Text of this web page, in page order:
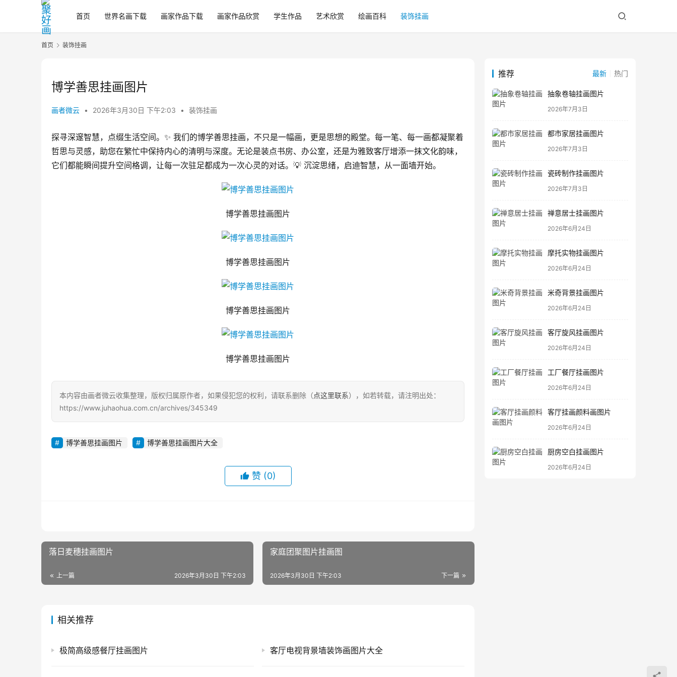
首页 世界名画下载 画家作品下载 画家作品欣赏 学生作品 艺术欣赏 绘画百科 装饰挂画
首页 装饰挂画
博学善思挂画图片
画者微云 • 2026年3月30日 下午2:03 • 装饰挂画
探寻深邃智慧，点缀生活空间。✨ 我们的博学善思挂画，不只是一幅画，更是思想的殿堂。每一笔、每一画都凝聚着
哲思与灵感，助您在繁忙中保持内心的清明与深度。无论是装点书房、办公室，还是为雅致客厅增添一抹文化韵味，
它们都能瞬间提升空间格调，让每一次驻足都成为一次心灵的对话。💡 沉淀思绪，启迪智慧，从一面墙开始。
博学善思挂画图片
博学善思挂画图片
博学善思挂画图片
博学善思挂画图片
本内容由画者微云收集整理，版权归属原作者，如果侵犯您的权利，请联系删除（点这里联系），如若转载，请注明出处：
https://www.juhaohua.com.cn/archives/345349
博学善思挂画图片 博学善思挂画图片大全
赞 (0)
落日麦穗挂画图片
上一篇 2026年3月30日 下午2:03
家庭团聚图片挂画图
下一篇
2026年3月30日 下午2:03
相关推荐
极简高级感餐厅挂画图片 客厅电视背景墙装饰画图片大全
推荐 最新 热门
抽象卷轴挂画图片
2026年7月3日
都市家居挂画图片
2026年7月3日
瓷砖制作挂画图片
2026年7月3日
禅意居士挂画图片
2026年6月24日
摩托实物挂画图片
2026年6月24日
米奇背景挂画图片
2026年6月24日
客厅旋风挂画图片
2026年6月24日
工厂餐厅挂画图片
2026年6月24日
客厅挂画颜料画图片
2026年6月24日
厨房空白挂画图片
2026年6月24日